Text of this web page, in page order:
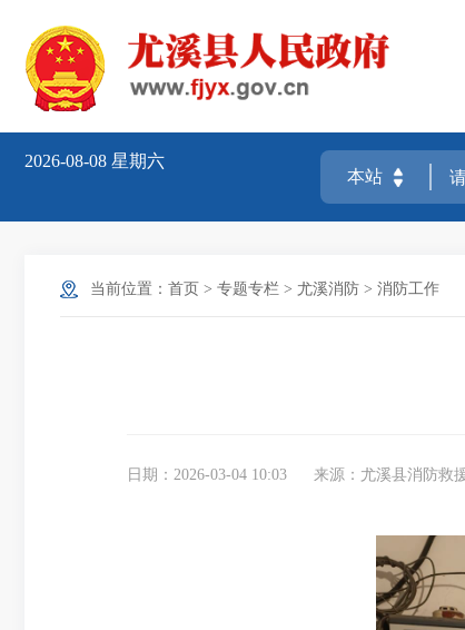
2026-08-08 星期六
当前位置： 首页 > 专题专栏 > 尤溪消防 > 消防工作
日期：2026-03-04 10:03 来源：尤溪县消防救